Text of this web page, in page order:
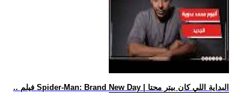
.. فيلم Spider-Man: Brand New Day | البداية اللي كان بيتر محتا